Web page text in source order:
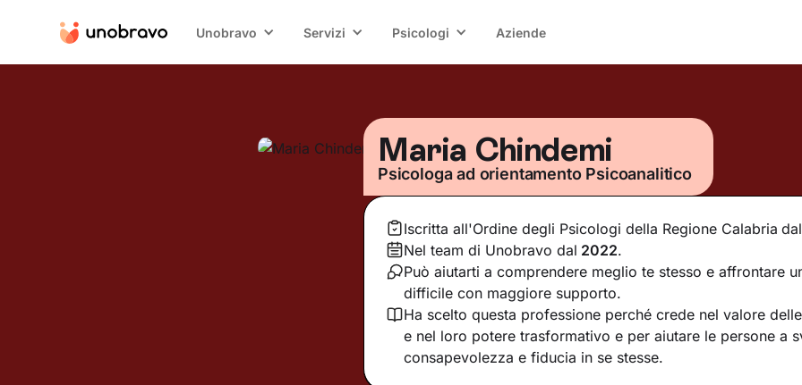
Unobravo Servizi Psicologi Aziende
Maria Chindemi
Psicologa ad orientamento Psicoanalitico
Iscritta all'Ordine degli Psicologi della Regione Calabria dal
Nel team di Unobravo dal 2022.
Può aiutarti a comprendere meglio te stesso e affrontare
difficile con maggiore supporto.
Ha scelto questa professione perché crede nel valore
e nel loro potere trasformativo e per aiutare le persone a
consapevolezza e fiducia in se stesse.